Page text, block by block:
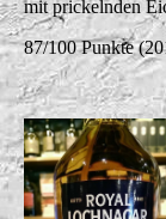
mit prickelnden
87/100 Punkte